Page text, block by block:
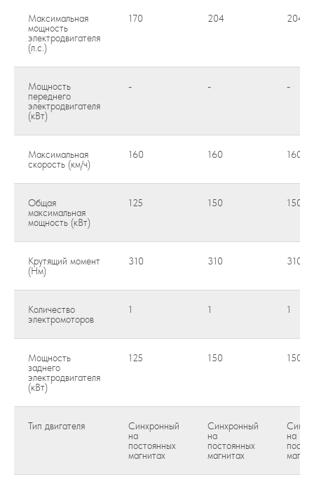
Максимальная
мощность
электродвигателя
(л.с.)
170 204 204
Мощность
переднего
электродвигателя
(кВт)
- - -
Максимальная
скорость (км/ч)
160 160 160
Общая
максимальная
мощность (кВт)
125 150 150
Крутящий момент
(Нм)
310 310 310
Количество
электромоторов
1 1 1
Мощность
заднего
электродвигателя
(кВт)
125 150 150
Тип двигателя
Синхронный
на
постоянных
магнитах
Синхронный
на
постоянных
магнитах
на